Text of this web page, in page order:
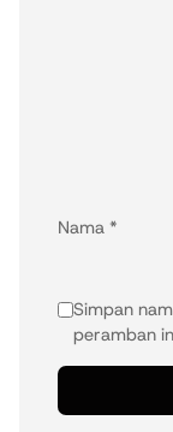
Nama *
Simpan
peramban